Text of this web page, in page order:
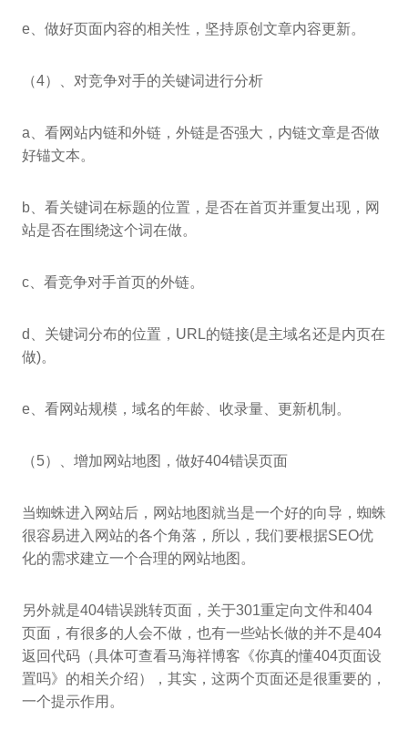
e、做好页面内容的相关性，坚持原创文章内容更新。
（4）、对竞争对手的关键词进行分析
a、看网站内链和外链，外链是否强大，内链文章是否做
好锚文本。
b、看关键词在标题的位置，是否在首页并重复出现，网
站是否在围绕这个词在做。
c、看竞争对手首页的外链。
d、关键词分布的位置，URL的链接(是主域名还是内页在
做)。
e、看网站规模，域名的年龄、收录量、更新机制。
（5）、增加网站地图，做好404错误页面
当蜘蛛进入网站后，网站地图就当是一个好的向导，蜘蛛
很容易进入网站的各个角落，所以，我们要根据SEO优
化的需求建立一个合理的网站地图。
另外就是404错误跳转页面，关于301重定向文件和404
页面，有很多的人会不做，也有一些站长做的并不是404
返回代码（具体可查看马海祥博客《你真的懂404页面设
置吗》的相关介绍），其实，这两个页面还是很重要的，
一个提示作用。